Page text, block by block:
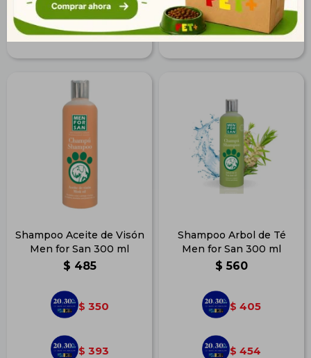
$ 654
$ 177
Shampoo Aceite de Visón
Men for San 300 ml
$ 485
$ 350
$ 393
Shampoo Arbol de Té
Men for San 300 ml
$ 560
$ 405
$ 454